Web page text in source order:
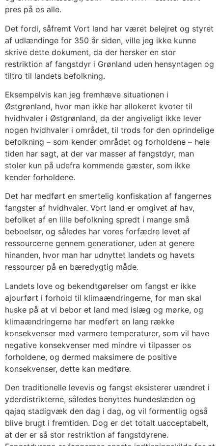
pres på os alle.
Det fordi, såfremt Vort land har været belejret og styret
af udlændinge for 350 år siden, ville jeg ikke kunne
skrive dette dokument, da der hersker en stor
restriktion af fangstdyr i Grønland uden hensyntagen og
tiltro til landets befolkning.
Eksempelvis kan jeg fremhæve situationen i
Østgrønland, hvor man ikke har allokeret kvoter til
hvidhvaler i Østgrønland, da der angiveligt ikke lever
nogen hvidhvaler i området, til trods for den oprindelige
befolkning – som kender området og forholdene – hele
tiden har sagt, at der var masser af fangstdyr, man
stoler kun på udefra kommende gæster, som ikke
kender forholdene.
Det har medført en smertelig konfiskation af fangernes
fangster af hvidhvaler. Vort land er omgivet af hav,
befolket af en lille befolkning spredt i mange små
beboelser, og således har vores forfædre levet af
ressourcerne gennem generationer, uden at genere
hinanden, hvor man har udnyttet landets og havets
ressourcer på en bæredygtig måde.
Landets love og bekendtgørelser om fangst er ikke
ajourført i forhold til klimaændringerne, for man skal
huske på at vi bebor et land med islæg og mørke, og
klimaændringerne har medført en lang række
konsekvenser med varmere temperaturer, som vil have
negative konsekvenser med mindre vi tilpasser os
forholdene, og dermed maksimere de positive
konsekvenser, dette kan medføre.
Den traditionelle levevis og fangst eksisterer uændret i
yderdistrikterne, således benyttes hundeslæden og
qajaq stadigvæk den dag i dag, og vil formentlig også
blive brugt i fremtiden. Dog er det totalt uacceptabelt,
at der er så stor restriktion af fangstdyrene.